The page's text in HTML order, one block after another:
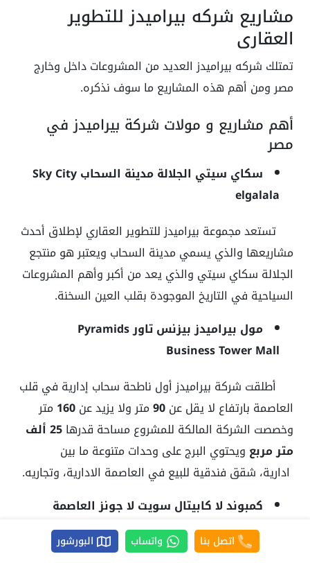
مشاريع شركه بيراميدز للتطوير
العقاري
تمتلك شركه بيراميدز العديد من المشروعات داخل وخارج
مصر ومن أهم هذه المشاريع ما سوف نذكره.
أهم مشاريع و مولات شركة بيراميدز في
مصر
سكاي سيتي الجلالة مدينة السحاب Sky City
elgalala
تستعد مجموعة بيراميدز للتطوير العقاري لإطلاق أحدث
مشاريعها والذي يسمي مدينة السحاب ويعتبر هو منتجع
الجلالة سكاي سيتي والذي يعد من أكبر وأهم المشروعات
السياحية في التاريخ الموجودة بقلب العين السخنة.
مول بيراميدز بيزنس تاور Pyramids
Business Tower Mall
أطلقت شركة بيراميدز أول ناطحة سحاب إدارية في قلب
العاصمة بارتفاع لا يقل عن90متر ولا يزيد عن160 متر
وخصصت الشركة المالكة للمشروع مساحة قدرها
25 ألف
متر مربع ويحتوي البرج على وحدات متنوعة ما بين
ادارية، شقق فندقية للبيع في العاصمة الادارية، وتجاريه.
كمبوند لا كابيتال سويت لاجونز العاصمة
الإدارية الجديدة La Capitale Suite Lagoons
لا كابيتال سويت لا جونز هو أول مشروع سياحي
اتصل بنا واتساب البورشور